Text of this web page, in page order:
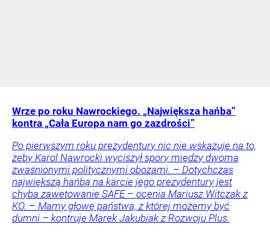
Wrze po roku Nawrockiego. „Największa hańba”
kontra „Cała Europa nam go zazdrości”
Po pierwszym roku prezydentury nic nie wskazuje na to,
żeby Karol Nawrocki wyciszył spory między dwoma
zwaśnionymi politycznymi obozami. – Dotychczas
największą hańbą na karcie jego prezydentury jest
chyba zawetowanie SAFE – ocenia Mariusz Witczak z
KO. – Mamy głowę państwa, z której możemy być
dumni – kontruje Marek Jakubiak z Rozwoju Plus.